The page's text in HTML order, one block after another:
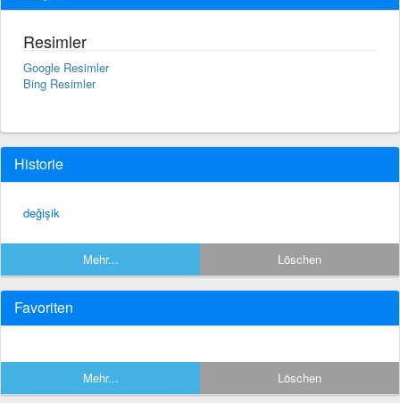
Resimler
Google Resimler
Bing Resimler
Historie
değişik
Mehr... Löschen
Favoriten
Mehr... Löschen